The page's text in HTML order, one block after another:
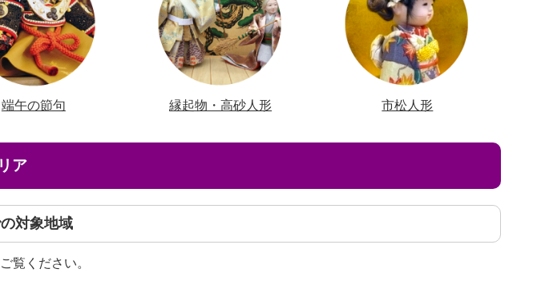
端午の節句 縁起物・高砂人形 市松人形
ア
の対象地域
覧ください。